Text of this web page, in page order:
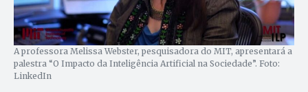
A professora Melissa Webster, pesquisadora do MIT, apresentará a
palestra “O Impacto da Inteligência Artificial na Sociedade”. Foto:
LinkedIn